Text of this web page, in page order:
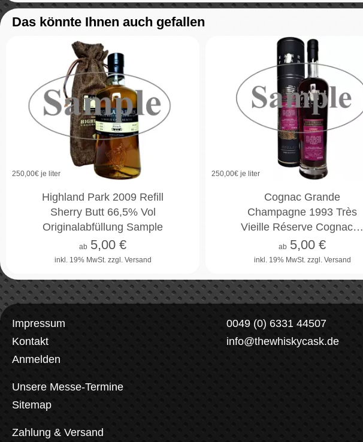
Das könnte Ihnen auch gefallen
250,00€ je liter
Highland Park 2009 Refill
Sherry Butt 66,5% Vol
Originalabfüllung Sample
inkl. 19% MwSt. zzgl. Versand
ab 5,00 €
250,00€ je liter
Cognac Grande
Champagne 1993 Très
Vieille Réserve Cognac…
inkl. 19% MwSt. zzgl. Versand
ab 5,00 €
Impressum
Kontakt
Anmelden
Unsere Messe-Termine
Sitemap
Zahlung & Versand
0049 (0) 6331 44507
info@thewhiskycask.de